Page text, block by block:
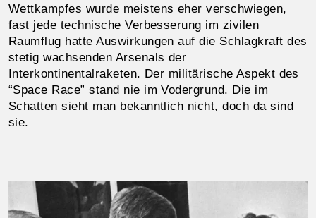
Wettkampfes wurde meistens eher verschwiegen,
fast jede technische Verbesserung im zivilen
Raumflug hatte Auswirkungen auf die Schlagkraft des
stetig wachsenden Arsenals der
Interkontinentalraketen. Der militärische Aspekt des
“Space Race” stand nie im Vodergrund. Die im
Schatten sieht man bekanntlich nicht, doch da sind
sie.